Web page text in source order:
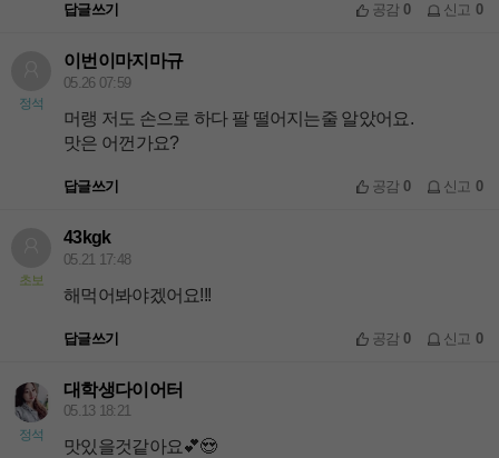
답글쓰기 공감0 신고 0
정석
이번이마지마규
05.26 07:59
머랭 저도 손으로 하다 팔 떨어지는줄 알았어요.
맛은 어껀가요?
답글쓰기 공감0 신고 0
초보
43kgk
05.21 17:48
해먹어봐야겠어요!!!
답글쓰기 공감0 신고 0
정석
대학생다이어터
05.13 18:21
맛있을것같아요💕😍